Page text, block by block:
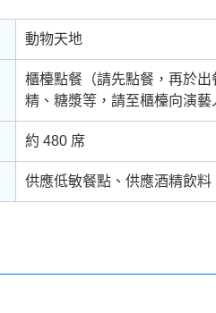
動物天地
櫃檯點餐（請先點餐，再於
精、糖漿等，請至櫃檯向演藝
約 480 席
供應低敏餐點、供應酒精飲料